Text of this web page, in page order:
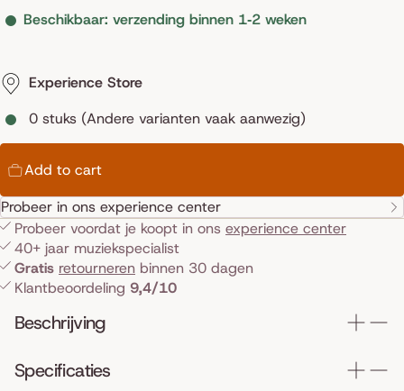
Beschikbaar: verzending binnen 1‑2 weken
Experience Store
0 stuks (Andere varianten vaak aanwezig)
Add to cart
Probeer in ons experience center
Probeer voordat je koopt in ons experience center
40+ jaar muziekspecialist
Gratis retourneren binnen 30 dagen
Klantbeoordeling 9,4/10
Beschrijving
Specificaties